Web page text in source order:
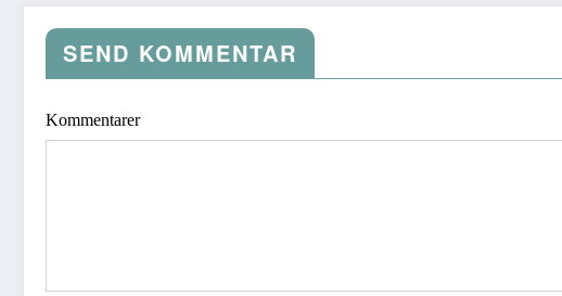
SEND KOMMENTAR
Kommentarer